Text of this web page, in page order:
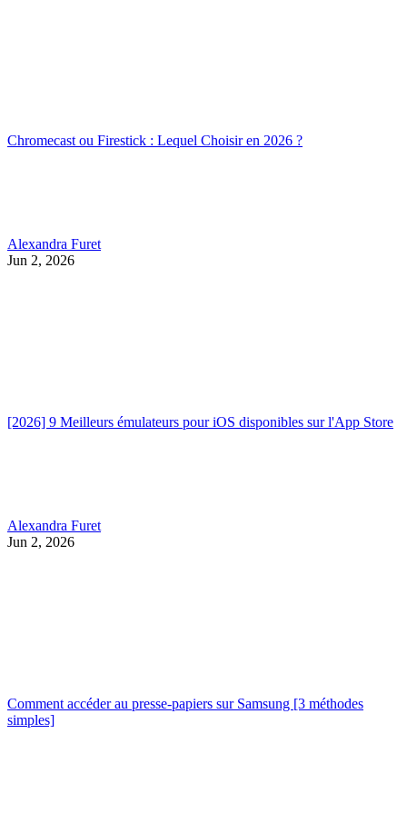
Chromecast ou Firestick : Lequel Choisir en 2026 ?
Alexandra Furet
Jun 2, 2026
[2026] 9 Meilleurs émulateurs pour iOS disponibles sur l'App Store
Alexandra Furet
Jun 2, 2026
Comment accéder au presse-papiers sur Samsung [3 méthodes
simples]